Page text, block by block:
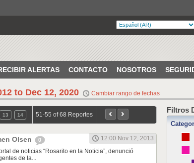
ALERTAS CONTACTO NOSOTROS
to Dec 12, 2020 Cambiar rango de fechas
13 14 51-55 of 68 Reportes
Olsen 0
12:00 Nov 12, 2013
de noticias “Rosarito en la Noticia”, denunció
de la...
Filtros